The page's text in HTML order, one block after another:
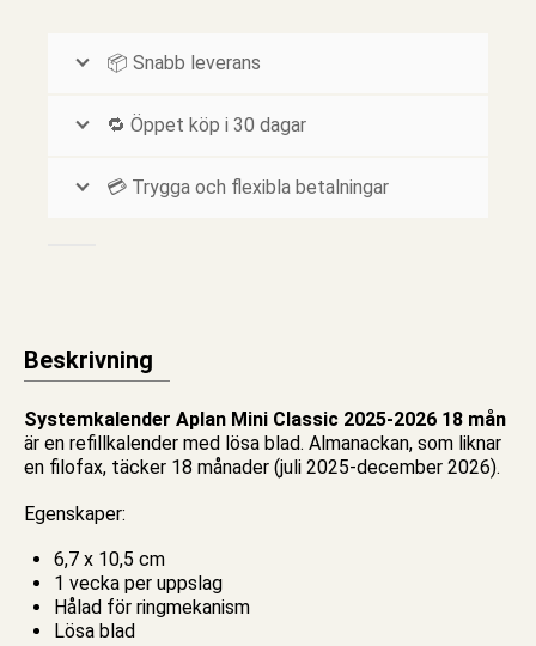
📦 Snabb leverans
🔁 Öppet köp i 30 dagar
💳 Trygga och flexibla betalningar
Beskrivning
Systemkalender Aplan Mini Classic 2025-2026 18 mån
är en refillkalender med lösa blad. Almanackan, som liknar
en filofax, täcker 18 månader (juli 2025-december 2026).
Egenskaper:
6,7 x 10,5 cm
1 vecka per uppslag
Hålad för ringmekanism
Lösa blad